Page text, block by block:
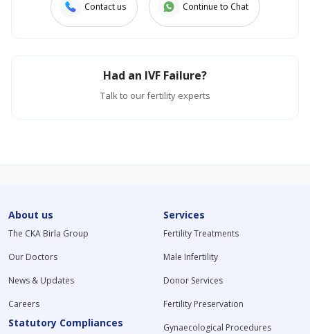
Contact us Continue to Chat
Had an IVF Failure?
Talk to our fertility experts
About us
The CKA Birla Group
Our Doctors
News & Updates
Careers
Statutory Compliances
Services
Fertility Treatments
Male Infertility
Donor Services
Fertility Preservation
Gynaecological Procedures